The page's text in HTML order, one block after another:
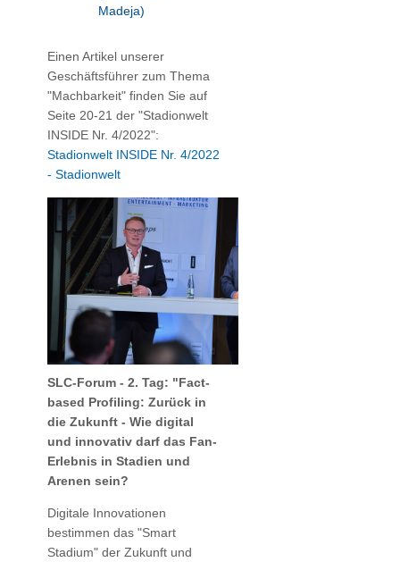
Madeja)
Einen Artikel unserer
Geschäftsführer zum Thema
"Machbarkeit" finden Sie auf
Seite 20-21 der "Stadionwelt
INSIDE Nr. 4/2022":
Stadionwelt INSIDE Nr. 4/2022
- Stadionwelt
SLC-Forum - 2. Tag: "Fact-
based Profiling: Zurück in
die Zukunft - Wie digital
und innovativ darf das Fan-
Erlebnis in Stadien und
Arenen sein?
Digitale Innovationen
bestimmen das "Smart
Stadium" der Zukunft und